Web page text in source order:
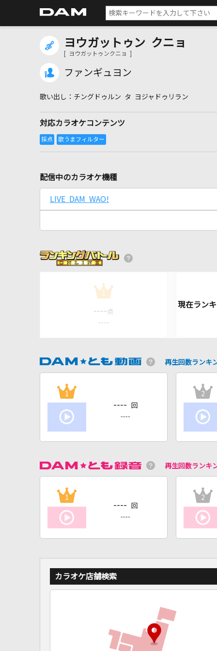
ヨウガットゥン クニョ
[ ヨウガットゥンクニョ ]
ファンギュヨン
チングドゥルン タ ヨジャドゥリラン
対応カラオケコンテンツ
配信中のカラオケ機種
LIVE DAM WAO!
1
---- 点
----
再生回数ランキ
1
---- 回
----
2
再生回数ランキ
1
---- 回
----
2
カラオケ店舗検索